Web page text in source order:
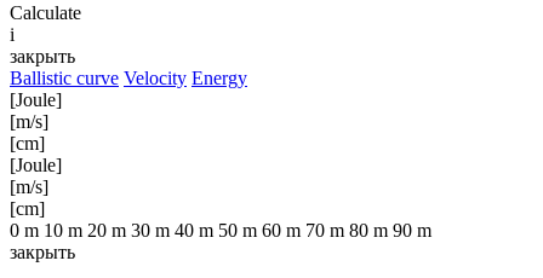
Calculate
i
закрыть
Ballistic curve Velocity Energy
[Joule]
[m/s]
[cm]
[Joule]
[m/s]
[cm]
0 m 10 m 20 m 30 m 40 m 50 m 60 m 70 m 80 m 90 m
закрыть